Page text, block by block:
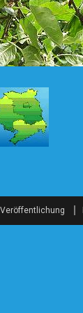
Veröffentlichung